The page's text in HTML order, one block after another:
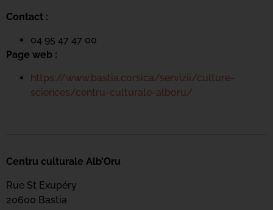
Contact :
04 95 47 47 00
Page web :
https://www.bastia.corsica/servizii/culture-
sciences/centru-culturale-alboru/
Centru culturale Alb’Oru
Rue St Exupéry
20600 Bastia